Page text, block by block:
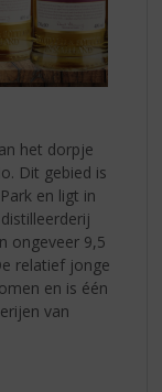
het dorpje
Dit gebied is
en ligt in
ongeveer 9,5
relatief jonge
en is één
van